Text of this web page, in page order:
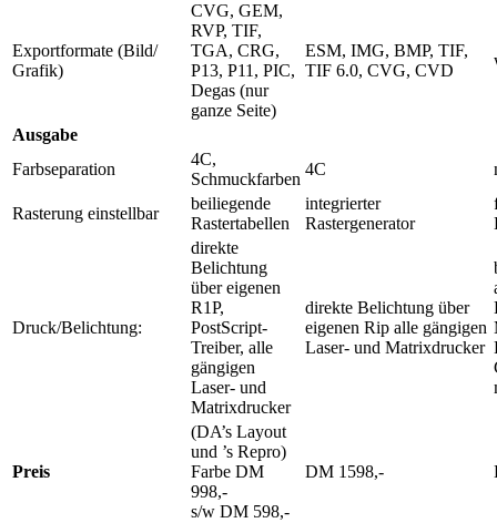
Exportformate (Bild/
Grafik)
CVG, GEM,
RVP, TIF,
TGA, CRG,
P13, P11, PIC,
Degas (nur
ganze Seite)
ESM, IMG, BMP, TIF,
TIF 6.0, CVG, CVD
Ausgabe
Farbseparation
4C,
Schmuckfarben
4C
Rasterung einstellbar
beiliegende
Rastertabellen
integrierter
Rastergenerator
Druck/Belichtung:
direkte
Belichtung
über eigenen
R1P,
PostScript-
Treiber, alle
gängigen
Laser- und
Matrixdrucker
direkte Belichtung über
eigenen Rip alle gängigen
Laser- und Matrixdrucker
Preis
(DA’s Layout
und ’s Repro)
Farbe DM
998,-
s/w DM 598,-
DM 1598,-